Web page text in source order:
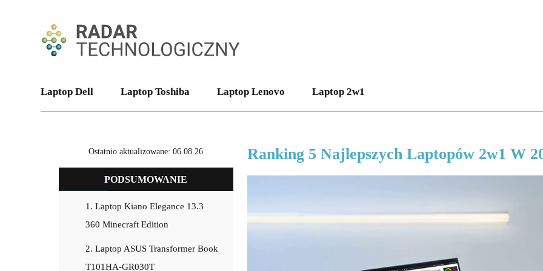
Laptop Dell Laptop Toshiba Laptop Lenovo Laptop 2w1
Ostatnio aktualizowane: 06.08.26
PODSUMOWANIE
1. Laptop Kiano Elegance 13.3
360 Minecraft Edition
2. Laptop ASUS Transformer Book
T101HA-GR030T
Ranking 5 Najlepszych Laptopów 2w1 W